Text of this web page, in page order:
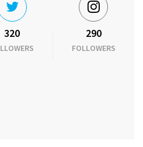
320 290
FOLLOWERS